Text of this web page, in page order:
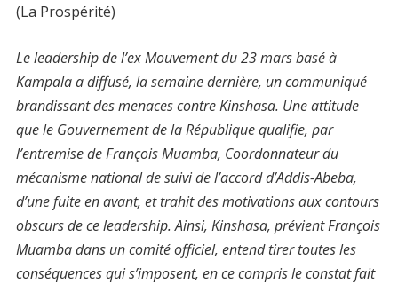
(La Prospérité)
Le leadership de l’ex Mouvement du 23 mars basé à
Kampala a diffusé, la semaine dernière, un communiqué
brandissant des menaces contre Kinshasa. Une attitude
que le Gouvernement de la République qualifie, par
l’entremise de François Muamba, Coordonnateur du
mécanisme national de suivi de l’accord d’Addis-Abeba,
d’une fuite en avant, et trahit des motivations aux contours
obscurs de ce leadership. Ainsi, Kinshasa, prévient François
Muamba dans un comité officiel, entend tirer toutes les
conséquences qui s’imposent, en ce compris le constat fait